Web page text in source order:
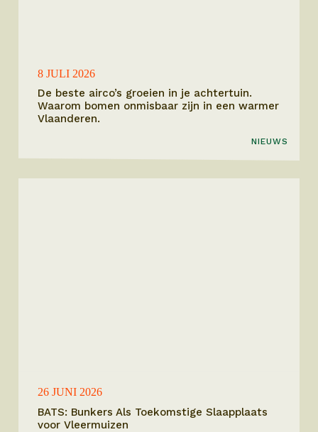
8 JULI 2026
De beste airco’s groeien in je achtertuin.
Waarom bomen onmisbaar zijn in een warmer
Vlaanderen.
NIEUWS
26 JUNI 2026
BATS: Bunkers Als Toekomstige Slaapplaats
voor Vleermuizen